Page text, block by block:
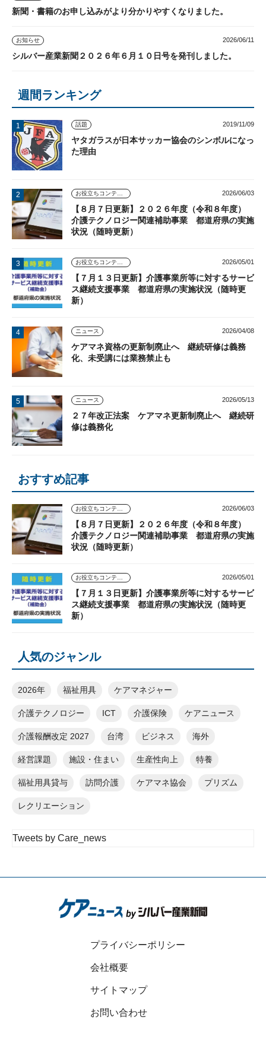
新聞・書籍のお申し込みがより分かりやすくなりました。
お知らせ 2026/06/11
シルバー産業新聞２０２６年６月１０日号を発刊しました。
週間ランキング
話題 2019/11/09
ヤタガラスが日本サッカー協会のシンボルになっ
た理由
お役立ちコンテンツ 2026/06/03
【８月７日更新】２０２６年度（令和８年度）
介護テクノロジー関連補助事業 都道府県の実施
状況（随時更新）
お役立ちコンテンツ 2026/05/01
【７月１３日更新】介護事業所等に対するサービ
ス継続支援事業 都道府県の実施状況（随時更
新）
ニュース 2026/04/08
ケアマネ資格の更新制廃止へ 継続研修は義務
化、未受講には業務禁止も
ニュース 2026/05/13
２７年改正法案 ケアマネ更新制廃止へ 継続研
修は義務化
おすすめ記事
お役立ちコンテンツ 2026/06/03
【８月７日更新】２０２６年度（令和８年度）
介護テクノロジー関連補助事業 都道府県の実施
状況（随時更新）
お役立ちコンテンツ 2026/05/01
【７月１３日更新】介護事業所等に対するサービ
ス継続支援事業 都道府県の実施状況（随時更
新）
人気のジャンル
2026年 福祉用具 ケアマネジャー
介護テクノロジー ICT 介護保険 ケアニュース
介護報酬改定 2027 台湾 ビジネス 海外
経営課題 施設・住まい 生産性向上 特養
福祉用具貸与 訪問介護 ケアマネ協会 プリズム
レクリエーション
Tweets by Care_news
プライバシーポリシー
会社概要
サイトマップ
お問い合わせ